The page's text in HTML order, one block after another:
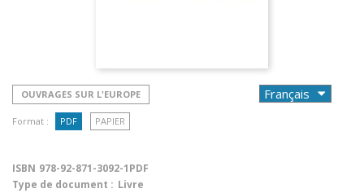
OUVRAGES SUR L'EUROPE
Format : PDF PAPIER
ISBN 978-92-871-3092-1PDF
Type de document : Livre